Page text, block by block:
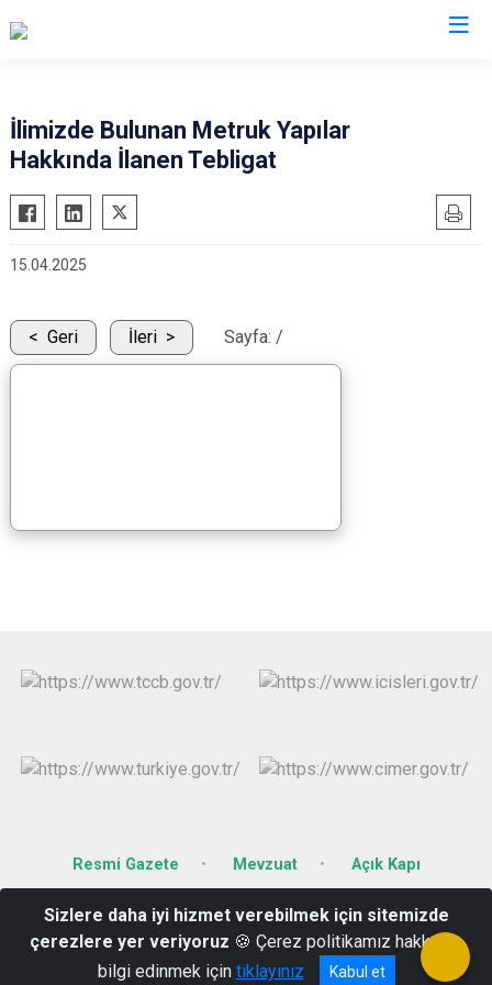
İlimizde Bulunan Metruk Yapılar
Hakkında İlanen Tebligat
15.04.2025
Geri İleri Sayfa: /
Resmi Gazete Mevzuat Açık Kapı
Karacaibrahim Mahallesi Mecidiye Sokak No:67 KIRKLARELİ
0288 214 12 14
Sizlere daha iyi hizmet verebilmek için sitemizde
çerezlere yer veriyoruz 🍪 Çerez politikamız hakkında
bilgi edinmek için tıklayınız Kabul et